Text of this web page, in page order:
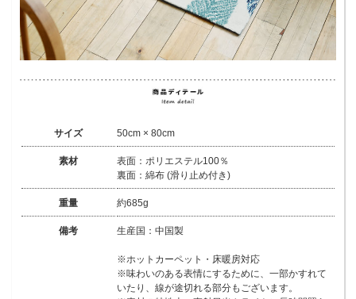
サイズ 50cm × 80cm
素材
表面：ポリエステル100％
裏面：綿布 (滑り止め付き)
重量 約685g
備考 生産国：中国製
※ホットカーペット・床暖房対応
※味わいのある表情にするために、一部かすれて
いたり、線が途切れる部分もございます。